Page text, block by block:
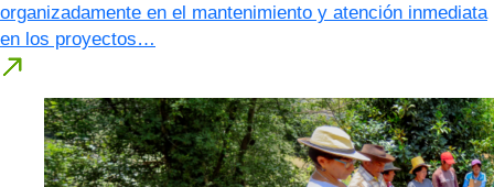
organizadamente en el mantenimiento y atención inmediata
en los proyectos…